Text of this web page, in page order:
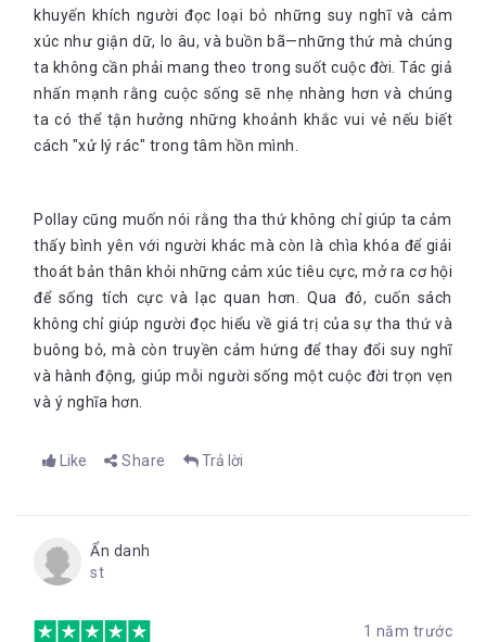
khuyến khích người đọc loại bỏ những suy nghĩ và cảm
xúc như giận dữ, lo âu, và buồn bã—những thứ mà chúng
ta không cần phải mang theo trong suốt cuộc đời. Tác giả
nhấn mạnh rằng cuộc sống sẽ nhẹ nhàng hơn và chúng
ta có thể tận hưởng những khoảnh khắc vui vẻ nếu biết
cách "xử lý rác" trong tâm hồn mình.
Pollay cũng muốn nói rằng tha thứ không chỉ giúp ta cảm
thấy bình yên với người khác mà còn là chìa khóa để giải
thoát bản thân khỏi những cảm xúc tiêu cực, mở ra cơ hội
để sống tích cực và lạc quan hơn. Qua đó, cuốn sách
không chỉ giúp người đọc hiểu về giá trị của sự tha thứ và
buông bỏ, mà còn truyền cảm hứng để thay đổi suy nghĩ
và hành động, giúp mỗi người sống một cuộc đời trọn vẹn
và ý nghĩa hơn
Like Share Trả lời
Ẩn danh
st
1 năm trước